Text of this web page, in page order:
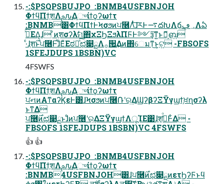
-:$PSQPSBUJPO  :BNMB4USFBNJOH
ΦϯϥΠϯֶशΛࢧԉ͢Δ֦ுίϯϙʔωϯτ
:BNMB͸ΦϯϥΠϯͰϞσϧͷਪ࿦Λͭͭ͠ɺཪͰ࠷దԽΛճ͢؀ڥΛఏ
ڙͯ͘͠ΕΔ͕ɺ ͦͷֶशσʔλࣗମ΋χΞϦΞϧλΠϜͰ༻ҙ͠ͳ͍ͱޮՌ͕ബ͍
·ͨɺֶश࣌ͱਪ࿦࣌ͰɺͦΕͧΕಠཱͯ͠ಛ௃ྔΛ࡞੒͢Δͷ΋େมͳ͜ͱ͕ଟ͍ -FBSOFS
1SFEJDUPS 1BSBN)VC
4FSWFS
-:$PSQPSBUJPO  :BNMB4USFBNJOH
ΦϯϥΠϯֶशΛࢧԉ͢Δ֦ுίϯϙʔωϯτ
ਪનͷΑ͏ͳαʔϏεͰ͸ɺϞσϧͷਪ࿦݁Ռʹର͢ΔϢʔβʔΞΫγϣϯ͕ਖ਼ղσʔλ
ͱͳΔ
ਪ࿦࣌ͷಛ௃ྔͱɺͦͷਪ࿦ʹର͢ΔΞΫγϣϯΛूΊΕ͹ɺֶश͕ߦ͑ͦ͏Ͱ͋Δ -
FBSOFS 1SFEJDUPS 1BSBN)VC 4FSWFS
👍 👍
-:$PSQPSBUJPO  :BNMB4USFBNJOH
ΦϯϥΠϯֶशΛࢧԉ͢Δ֦ுίϯϙʔωϯτ
:BNMB4USFBNJOH͸ɺਪ࿦࣌ͷಛ௃ྔͷετϦʔϜͱϥ